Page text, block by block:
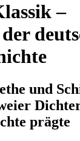
–
und
prägte